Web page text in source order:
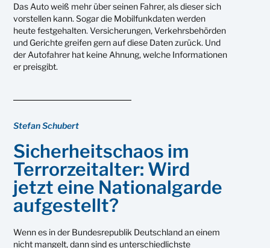
Das Auto weiß mehr über seinen Fahrer, als dieser sich
vorstellen kann. Sogar die Mobilfunkdaten werden
heute festgehalten. Versicherungen, Verkehrsbehörden
und Gerichte greifen gern auf diese Daten zurück. Und
der Autofahrer hat keine Ahnung, welche Informationen
er preisgibt.
Stefan Schubert
Sicherheitschaos im
Terrorzeitalter: Wird
jetzt eine Nationalgarde
aufgestellt?
Wenn es in der Bundesrepublik Deutschland an einem
nicht mangelt, dann sind es unterschiedlichste